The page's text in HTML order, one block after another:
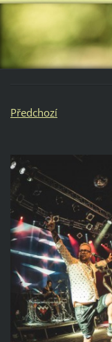
Předchozí